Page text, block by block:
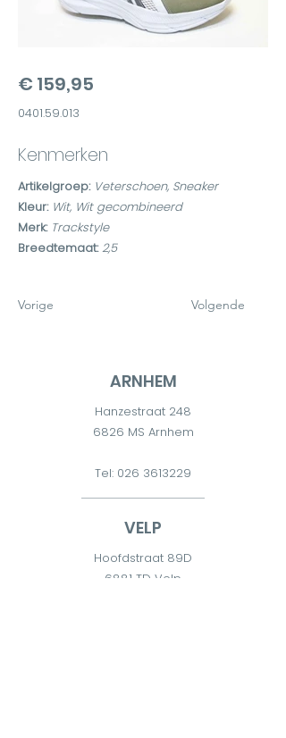
€ 159,95
0401.59.013
Kenmerken
Artikelgroep: Veterschoen, Sneaker
Kleur: Wit, Wit gecombineerd
Merk:Trackstyle
Breedtemaat:2,5
Vorige Volgende
ARNHEM
Hanzestraat 248
6826 MS Arnhem
Tel: 026 3613229
VELP
Hoofdstraat 89D
6881 TD Velp